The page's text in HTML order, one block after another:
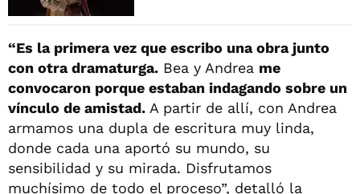
“Es la primera vez que escribo una obra junto
con otra dramaturga. Bea y Andrea me
convocaron porque estaban indagando sobre un
vínculo de amistad. A partir de allí, con Andrea
armamos una dupla de escritura muy linda,
donde cada una aportó su mundo, su
sensibilidad y su mirada. Disfrutamos
muchísimo de todo el proceso”, detalló la